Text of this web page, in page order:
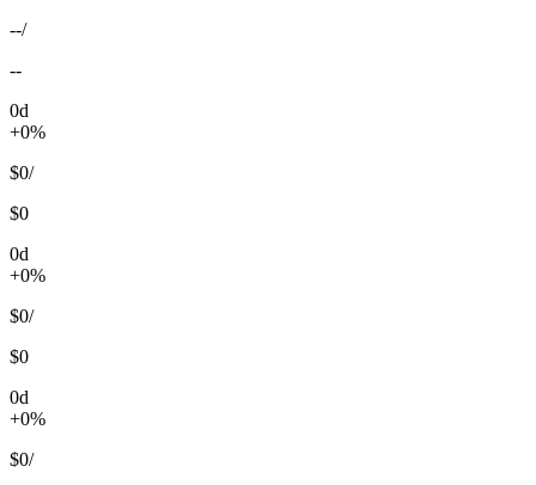
--/
--
0d
+0%
$0/
$0
0d
+0%
$0/
$0
0d
+0%
$0/